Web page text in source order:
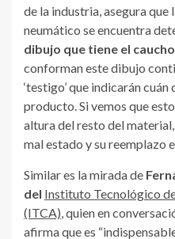
de la industria, asegura que
neumático se encuentra
dibujo que tiene el
conforman este dibujo
‘testigo’ que indicarán
producto. Si vemos que
altura del resto del
mal estado y su reemplazo
Similar es la mirada de
del Instituto Tecnológico
(ITCA) , quien en
afirma que es